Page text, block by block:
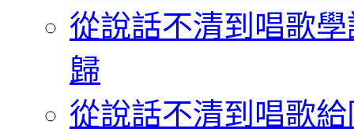
從說話不清到唱歌
歸
從說話不清到唱歌